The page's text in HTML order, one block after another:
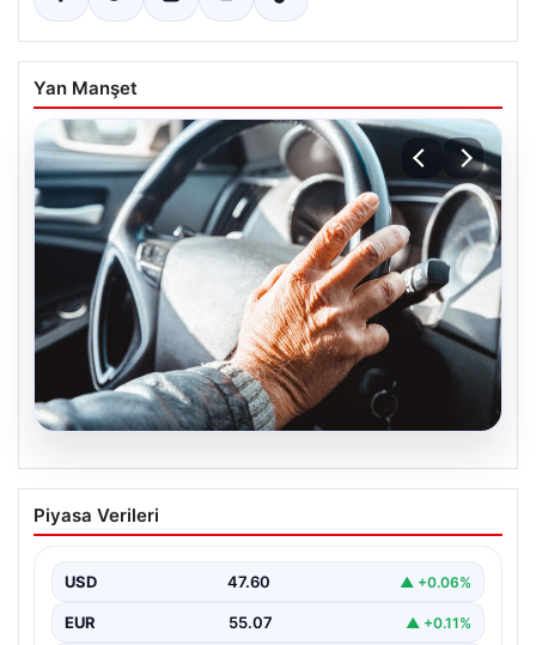
Yan Manşet
05.08.2026
Emekliye ÖTV’siz araç verilecek mi,
yasa çıkacak mı? Milyonlarca emekli
Piyasa Verileri
USD 47.60 ▲ +0.06%
EUR 55.07 ▲ +0.11%